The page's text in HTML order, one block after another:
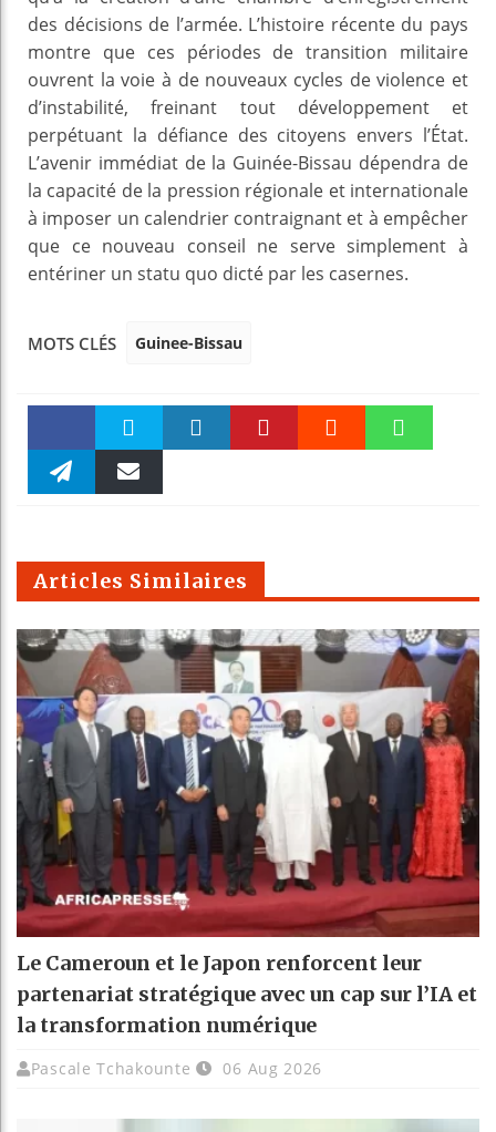
des décisions de l’armée. L’histoire récente du pays
montre que ces périodes de transition militaire
ouvrent la voie à de nouveaux cycles de violence et
d’instabilité, freinant tout développement et
perpétuant la défiance des citoyens envers l’État.
L’avenir immédiat de la Guinée-Bissau dépendra de
la capacité de la pression régionale et internationale
à imposer un calendrier contraignant et à empêcher
que ce nouveau conseil ne serve simplement à
entériner un statu quo dicté par les casernes.
MOTS CLÉS Guinee-Bissau
Faceboo Twitter
m
Articles Similaires
Le Cameroun et le Japon renforcent leur
partenariat stratégique avec un cap sur l’IA et
la transformation numérique
Pascale Tchakounte 06 Aug 2026